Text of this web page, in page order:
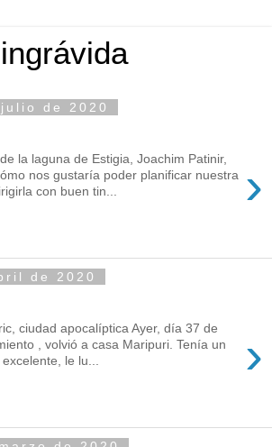
de 2020
›
la laguna de Estigia, Joachim Patinir,
nos gustaría poder planificar nuestra
con buen tin...
de 2020
›
ciudad apocalíptica Ayer, día 37 de
, volvió a casa Maripuri. Tenía un
le lu...